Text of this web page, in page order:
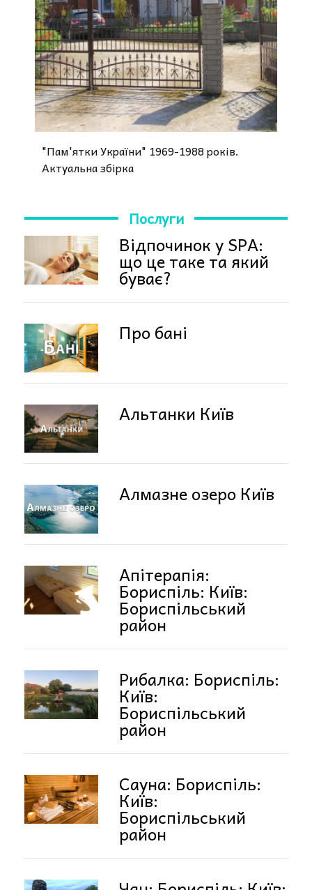
"Пам'ятки України" 1969-1988 років.
Актуальна збірка
Послуги
Відпочинок у SPA:
що це таке та який
буває?
Про бані
Альтанки Київ
Алмазне озеро Київ
Апітерапія:
Бориспіль: Київ:
Бориспільський
район
Рибалка: Бориспіль:
Київ:
Бориспільський
район
Сауна: Бориспіль:
Київ:
Бориспільський
район